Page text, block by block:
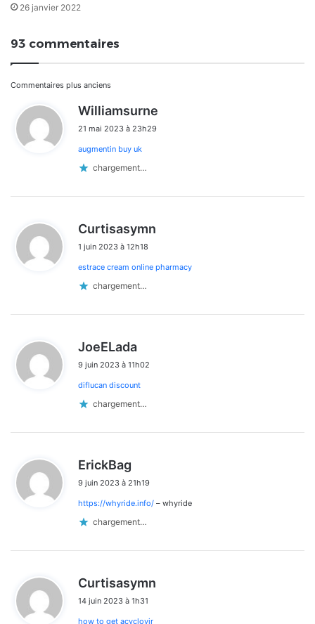
26 janvier 2022
93 commentaires
Navigation
dans
les
commentaires
Commentaires plus anciens
Williamsurne
21 mai 2023 à 23h29
augmentin buy uk
chargement…
Curtisasymn
1 juin 2023 à 12h18
estrace cream online pharmacy
chargement…
JoeELada
t
9 juin 2023 à 11h02
diflucan discount
chargement…
ErickBag
t
9 juin 2023 à 21h19
https://whyride.info/ – whyride
chargement…
Curtisasymn
14 juin 2023 à 1h31
how to get acyclovir